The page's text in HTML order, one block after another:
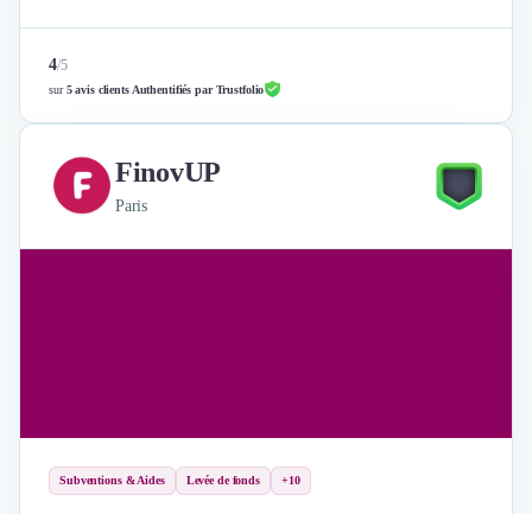
4/5
sur5 avis clients Authentifiés par Trustfolio
FinovUP
Paris
Subventions & Aides Levée de fonds +10